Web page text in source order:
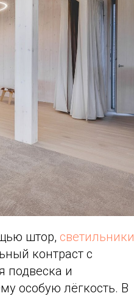
штор, светильники
контраст с
подвеска и
особую лёгкость. В